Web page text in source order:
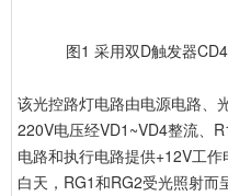
图1 采用双D触发器
该光控路灯电路由电源电路、
220V电压经VD1~VD4整流、
电路和执行电路提供+12V工作
白天，RG1和RG2受光照射而